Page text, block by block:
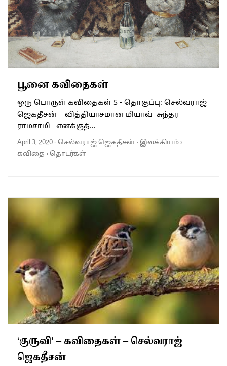
பூனை கவிதைகள்
ஒரு பொருள் கவிதைகள் 5 - தொகுப்பு: செல்வராஜ்
ஜெகதீசன் வித்தியாசமான மியாவ் சுந்தர
ராமசாமி எனக்குத்…
April 3, 2020-செல்வராஜ் ஜெகதீசன் · இலக்கியம்›
கவிதை ›தொடர்கள்
‘குருவி’ – கவிதைகள் – செல்வராஜ்
ஜெகதீசன்